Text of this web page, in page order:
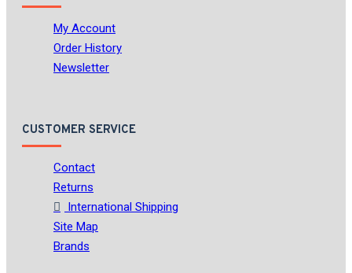
My Account
Order History
Newsletter
CUSTOMER SERVICE
Contact
Returns
International Shipping
Site Map
Brands